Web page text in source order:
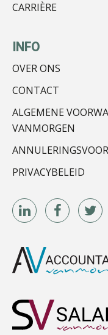
CARRIÈRE
INFO
OVER ONS
CONTACT
ALGEMENE
VANMORGEN
PRIVACYBELEID